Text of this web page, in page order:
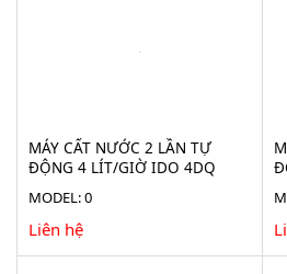
MÁY CẤT NƯỚC 2 LẦN TỰ
ĐỘNG 4 LÍT/GIỜ IDO 4DQ
MODEL: 0
Liên hệ